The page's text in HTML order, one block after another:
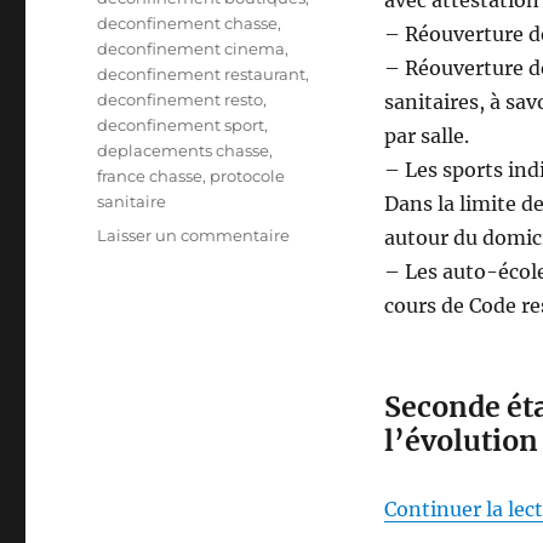
– Réouverture
– Réouverture
sanitaires, à
par salle.
– Les sports
Dans la limite
autour du
– Les auto-
cours de Code
Seconde
Continuer la
deconfinement chasse,
deconfinement cinema,
deconfinement restaurant,
deconfinement resto,
deconfinement sport,
deplacements chasse,
france chasse, protocole
sanitaire
Laisser un commentaires